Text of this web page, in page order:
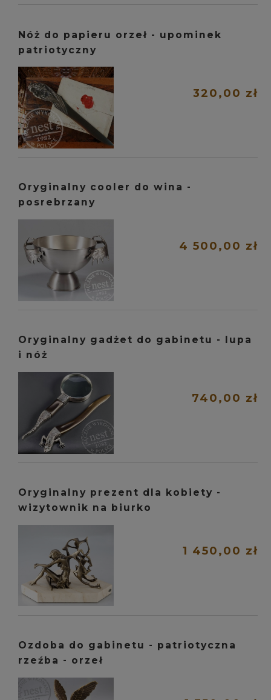
Nóż do papieru orzeł - upominek
patriotyczny
320,00 zł
Oryginalny cooler do wina -
posrebrzany
4 500,00 zł
Oryginalny gadżet do gabinetu - lupa
i nóż
740,00 zł
Oryginalny prezent dla kobiety -
wizytownik na biurko
1 450,00 zł
Ozdoba do gabinetu - patriotyczna
rzeźba - orzeł